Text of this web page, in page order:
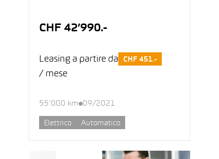
CHF 42’990.-
Leasing a partire da CHF 451.-
/ mese
55’000 km 09/2021
Elettrico Automatico